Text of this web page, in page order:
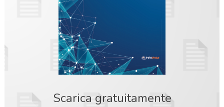
Scarica gratuitamente